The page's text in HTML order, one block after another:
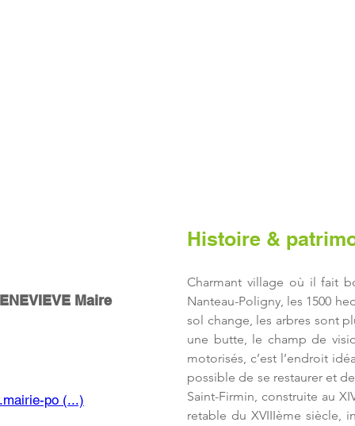
Maire
po (...)
Histoire &
Charmant village où il fait
Nanteau-Poligny, les 1500
sol change, les arbres sont
une butte, le champ de
motorisés, c’est l’endroit
possible de se restaurer et
Saint-Firmin, construite au
retable du XVIIIème siècle,